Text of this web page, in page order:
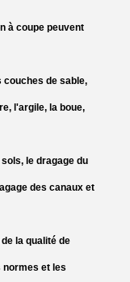
à coupe peuvent
couches de sable,
l'argile, la boue,
le dragage du
des canaux et
la qualité de
normes et les